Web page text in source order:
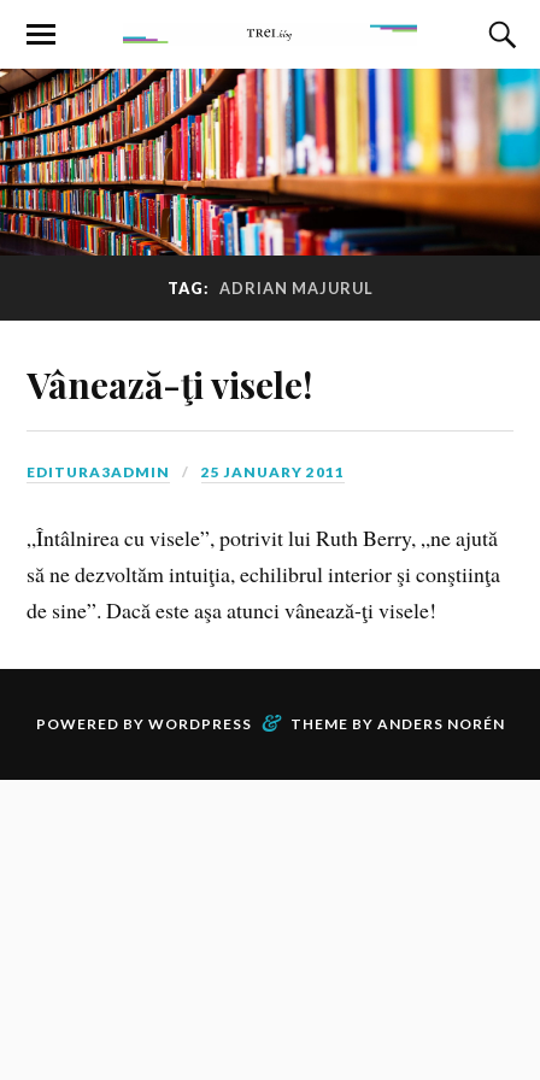
TAG: ADRIAN MAJURUL
Vânează-ţi visele!
EDITURA3ADMIN 25 JANUARY 2011
„Întâlnirea cu visele”, potrivit lui Ruth Berry, „ne ajută
să ne dezvoltăm intuiţia, echilibrul interior şi conştiinţa
de sine”. Dacă este aşa atunci vânează-ţi visele!
POWERED BY WORDPRESS & THEME BY ANDERS NORÉN